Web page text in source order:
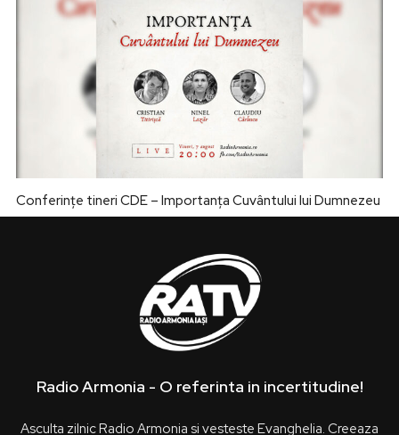
Conferințe tineri CDE – Importanța Cuvântului lui Dumnezeu
Radio Armonia - O referinta in incertitudine!
Asculta zilnic Radio Armonia si vesteste Evanghelia. Creeaza